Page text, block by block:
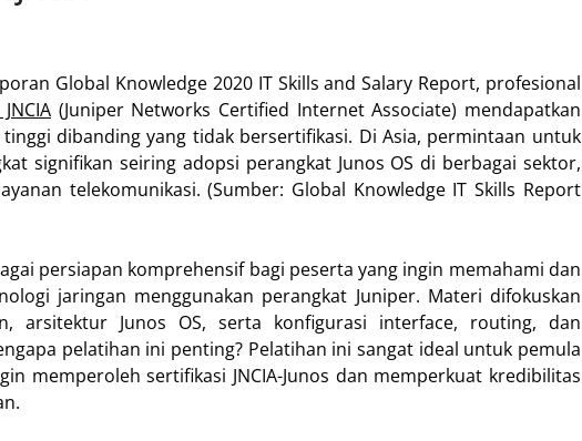
Global Knowledge 2020 IT Skills and Salary Report, profesional
(Juniper Networks Certified Internet Associate) mendapatkan
dibanding yang tidak bersertifikasi. Di Asia, permintaan untuk
signifikan seiring adopsi perangkat Junos OS di berbagai sektor,
telekomunikasi. (Sumber: Global Knowledge IT Skills Report
persiapan komprehensif bagi peserta yang ingin memahami dan
jaringan menggunakan perangkat Juniper. Materi difokuskan
arsitektur Junos OS, serta konfigurasi interface, routing, dan
pelatihan ini penting? Pelatihan ini sangat ideal untuk pemula
memperoleh sertifikasi JNCIA-Junos dan memperkuat kredibilitas